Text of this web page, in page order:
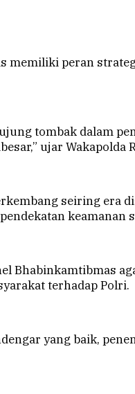
memiliki peran
tombak dalam
ujar Wakapolda
seiring era
keamanan
Bhabinkamtibmas
terhadap Polri.
yang baik,